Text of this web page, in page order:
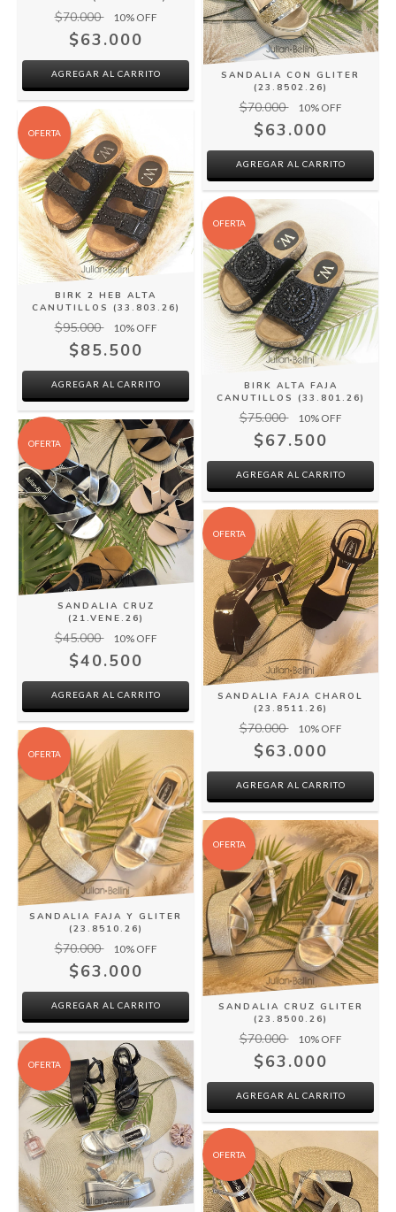
$70.000 10% OFF
$63.000
AGREGAR AL CARRITO
SANDALIA CON GLITER
(23.8502.26)
$70.000 10% OFF
$63.000
AGREGAR AL CARRITO
OFERTA
BIRK 2 HEB ALTA
CANUTILLOS (33.803.26)
$95.000 10% OFF
$85.500
AGREGAR AL CARRITO
OFERTA
BIRK ALTA FAJA
CANUTILLOS (33.801.26)
$75.000 10% OFF
$67.500
AGREGAR AL CARRITO
OFERTA
SANDALIA CRUZ
(21.VENE.26)
$45.000 10% OFF
$40.500
AGREGAR AL CARRITO
OFERTA
SANDALIA FAJA CHAROL
(23.8511.26)
$70.000 10% OFF
$63.000
AGREGAR AL CARRITO
OFERTA
SANDALIA FAJA Y GLITER
(23.8510.26)
$70.000 10% OFF
$63.000
AGREGAR AL CARRITO
OFERTA
SANDALIA CRUZ GLITER
(23.8500.26)
$70.000 10% OFF
$63.000
AGREGAR AL CARRITO
OFERTA
OFERTA